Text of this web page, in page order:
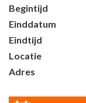
Begintijd
Einddatum
Eindtijd
Locatie
Adres